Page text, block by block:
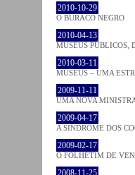
2010-10-29
O BURACO NEGRO
2010-04-13
MUSEUS PÚBLICOS,
2010-03-11
MUSEUS – UMA
2009-11-11
UMA NOVA
2009-04-17
A SÍNDROME DOS
2009-02-17
O FOLHETIM DE